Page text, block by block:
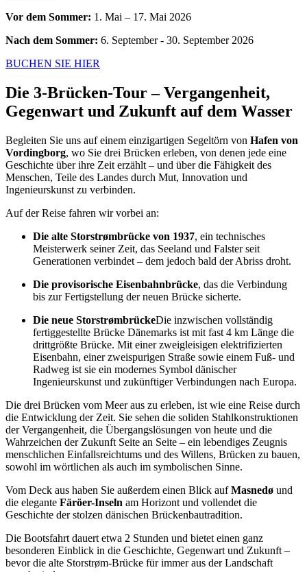
Vor dem Sommer: 1. Mai – 17. Mai 2026
Nach dem Sommer: 6. September - 30. September 2026
BUCHEN SIE HIER
Die 3-Brücken-Tour – Vergangenheit,
Gegenwart und Zukunft auf dem Wasser
Begleiten Sie uns auf einem einzigartigen Segeltörn von Hafen von
Vordingborg, wo Sie drei Brücken erleben, von denen jede eine
Geschichte über ihre Zeit erzählt – und über die Fähigkeit des
Menschen, Teile des Landes durch Mut, Innovation und
Ingenieurskunst zu verbinden.
Auf der Reise fahren wir vorbei an:
Die alte Storstrømbrücke von 1937, ein technisches
Meisterwerk seiner Zeit, das Seeland und Falster seit
Generationen verbindet – dem jedoch bald der Abriss droht.
Die provisorische Eisenbahnbrücke, das die Verbindung
bis zur Fertigstellung der neuen Brücke sicherte.
Die neue StorstrømbrückeDie inzwischen vollständig
fertiggestellte Brücke Dänemarks ist mit fast 4 km Länge die
drittgrößte Brücke. Mit einer zweigleisigen elektrifizierten
Eisenbahn, einer zweispurigen Straße sowie einem Fuß- und
Radweg ist sie ein modernes Symbol dänischer
Ingenieurskunst und zukünftiger Verbindungen nach Europa.
Die drei Brücken vom Meer aus zu erleben, ist wie eine Reise durch
die Entwicklung der Zeit. Sie sehen die soliden Stahlkonstruktionen
der Vergangenheit, die Übergangslösungen von heute und die
Wahrzeichen der Zukunft Seite an Seite – ein lebendiges Zeugnis
menschlichen Einfallsreichtums und des Willens, Brücken zu bauen,
sowohl im wörtlichen als auch im symbolischen Sinne.
Vom Deck aus haben Sie außerdem einen Blick aufMasnedø und
die elegante Färöer-Inseln am Horizont und vollendet die
Geschichte der stolzen dänischen Brückenbautradition.
Die Bootsfahrt dauert etwa 2 Stunden und bietet einen ganz
besonderen Einblick in die Geschichte, Gegenwart und Zukunft –
bevor die alte Storstrøm-Brücke für immer aus der Landschaft